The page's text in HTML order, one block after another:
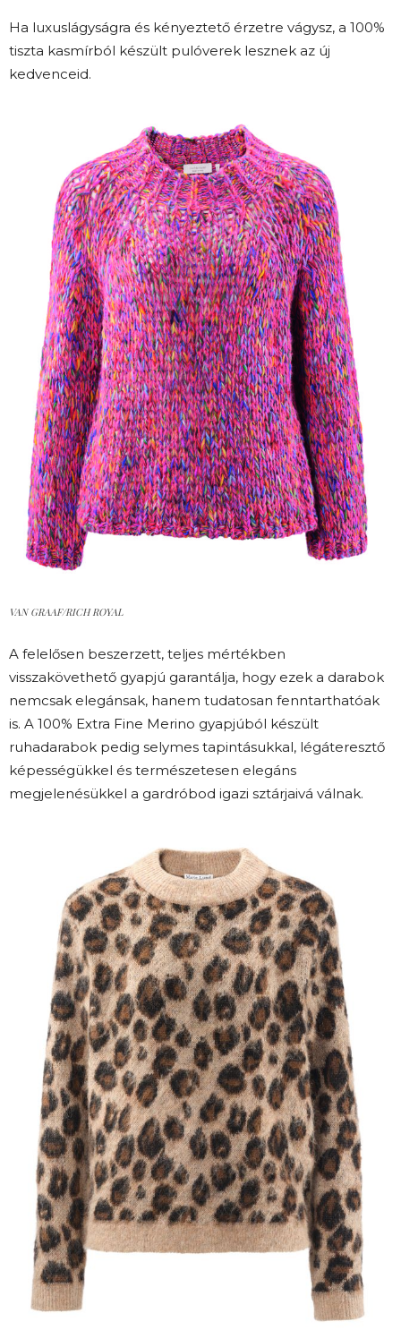
Ha luxuslágyságra és kényeztető érzetre vágysz, a 100%
tiszta kasmírból készült pulóverek lesznek az új
kedvenceid.
VAN GRAAF/RICH ROYAL
A felelősen beszerzett, teljes mértékben
visszakövethető gyapjú garantálja, hogy ezek a darabok
nemcsak elegánsak, hanem tudatosan fenntarthatóak
is. A 100% Extra Fine Merino gyapjúból készült
ruhadarabok pedig selymes tapintásukkal, légáteresztő
képességükkel és természetesen elegáns
megjelenésükkel a gardróbod igazi sztárjaivá válnak.